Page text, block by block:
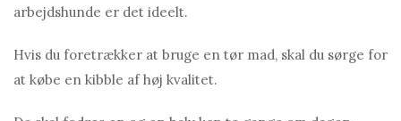
arbejdshunde er det ideelt.
Hvis du foretrækker at bruge en tør mad, skal du sørge for
at købe en kibble af høj kvalitet.